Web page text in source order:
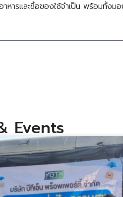
รและซื้อของใช้จำเป็น พร้อมทั้งม
Events